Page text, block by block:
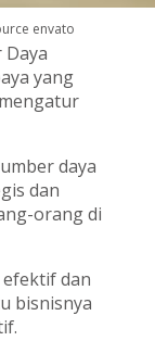
envato
Daya
yang
daya
dan
orang di
efektif dan
bisnisnya